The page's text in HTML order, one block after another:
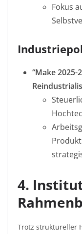
Fokus
“Make 2025-
4.
Trotz struktureller